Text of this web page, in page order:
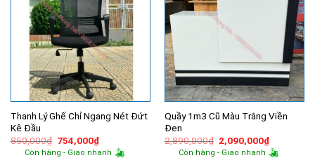
Thanh Lý Ghế Chỉ Ngang Nét Đứt
Kê Đầu
850,000₫ Giá
gốc
là:
754,000₫Giá
hiện
tại
Còn hàng - Giao nhanh
Quầy 1m3 Cũ Màu Trắng Viền
Đen
2,890,000₫ Giá
gốc
là:
2,090,000₫Giá
hiện
tại
Còn hàng - Giao nhanh